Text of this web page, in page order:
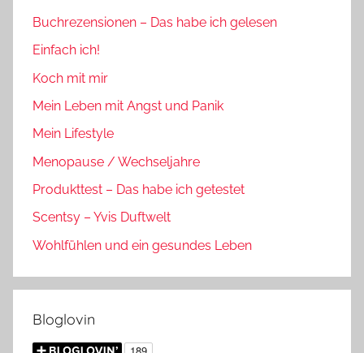
Buchrezensionen – Das habe ich gelesen
Einfach ich!
Koch mit mir
Mein Leben mit Angst und Panik
Mein Lifestyle
Menopause / Wechseljahre
Produkttest – Das habe ich getestet
Scentsy – Yvis Duftwelt
Wohlfühlen und ein gesundes Leben
Bloglovin